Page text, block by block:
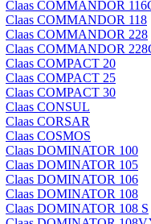
Claas COMMANDOR
Claas COMMANDOR 118
Claas COMMANDOR 228
Claas COMMANDOR
Claas COMPACT 20
Claas COMPACT 25
Claas COMPACT 30
Claas CONSUL
Claas CORSAR
Claas COSMOS
Claas DOMINATOR 100
Claas DOMINATOR 105
Claas DOMINATOR 106
Claas DOMINATOR 108
Claas DOMINATOR 108 S